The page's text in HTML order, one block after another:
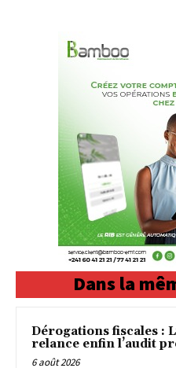
Dans la
Dérogations fiscales :
relance enfin l’audit
6 août 2026